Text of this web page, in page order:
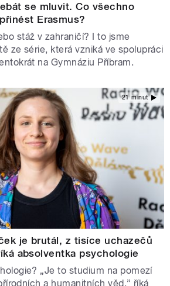
se mluvit. Co všechno
Erasmus?
stáž v zahraničí? I to jsme
ze série, která vzniká ve spolupráci
na Gymnáziu Příbram.
21 minut
je brutál, z tisíce uchazečů
absolventka psychologie
„Je to studium na pomezí
a humanitních věd,” říká